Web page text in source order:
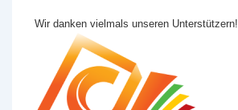
Wir danken vielmals unseren Unterstützern!